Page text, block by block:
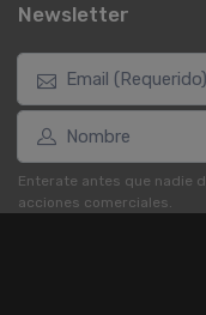
Newsletter
Enterate antes que nadie
acciones comerciales.